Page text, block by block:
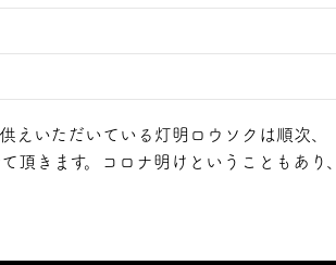
えいただいている灯明ロウソクは順次、
きます。コロナ明けということもあり、